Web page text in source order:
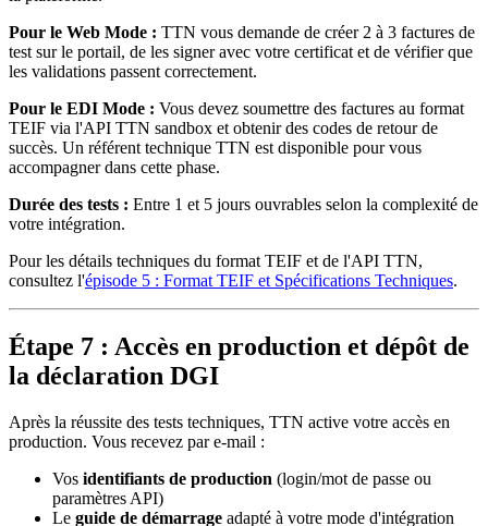
Pour le Web Mode : TTN vous demande de créer 2 à 3 factures de
test sur le portail, de les signer avec votre certificat et de vérifier que
les validations passent correctement.
Pour le EDI Mode : Vous devez soumettre des factures au format
TEIF via l'API TTN sandbox et obtenir des codes de retour de
succès. Un référent technique TTN est disponible pour vous
accompagner dans cette phase.
Durée des tests : Entre 1 et 5 jours ouvrables selon la complexité de
votre intégration.
Pour les détails techniques du format TEIF et de l'API TTN,
consultez l'épisode 5 : Format TEIF et Spécifications Techniques.
Étape 7 : Accès en production et dépôt de
la déclaration DGI
Après la réussite des tests techniques, TTN active votre accès en
production. Vous recevez par e-mail :
Vos identifiants de production (login/mot de passe ou
paramètres API)
Le guide de démarrage adapté à votre mode d'intégration